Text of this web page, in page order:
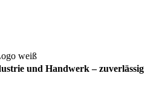
und Handwerk – zuverlässig